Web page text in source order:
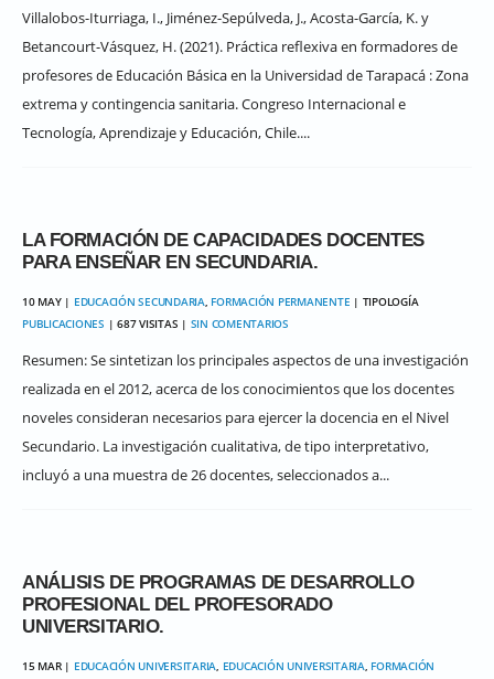
Villalobos-Iturriaga, I., Jiménez-Sepúlveda, J., Acosta-García, K. y
Betancourt-Vásquez, H. (2021). Práctica reflexiva en formadores de
profesores de Educación Básica en la Universidad de Tarapacá : Zona
extrema y contingencia sanitaria. Congreso Internacional e
Tecnología, Aprendizaje y Educación, Chile....
LA FORMACIÓN DE CAPACIDADES DOCENTES
PARA ENSEÑAR EN SECUNDARIA.
10 MAY | EDUCACIÓN SECUNDARIA, FORMACIÓN PERMANENTE | TIPOLOGÍA
PUBLICACIONES | 687 VISITAS | SIN COMENTARIOS
Resumen: Se sintetizan los principales aspectos de una investigación
realizada en el 2012, acerca de los conocimientos que los docentes
noveles consideran necesarios para ejercer la docencia en el Nivel
Secundario. La investigación cualitativa, de tipo interpretativo,
incluyó a una muestra de 26 docentes, seleccionados a...
ANÁLISIS DE PROGRAMAS DE DESARROLLO
PROFESIONAL DEL PROFESORADO
UNIVERSITARIO.
15 MAR | EDUCACIÓN UNIVERSITARIA, EDUCACIÓN UNIVERSITARIA, FORMACIÓN